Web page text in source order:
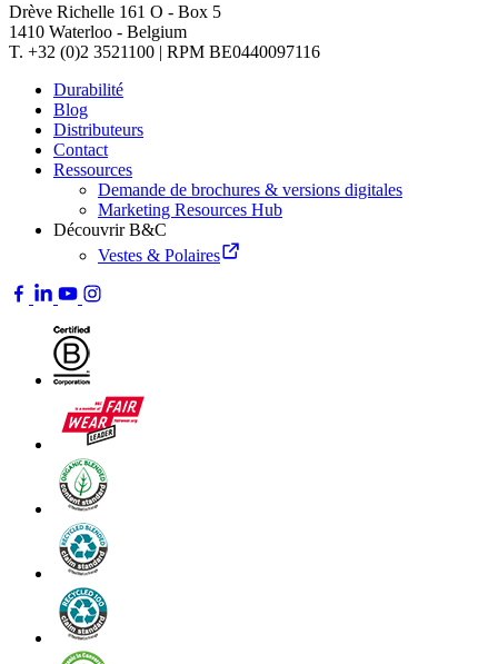
Drève Richelle 161 O - Box 5
1410 Waterloo - Belgium
T. +32 (0)2 3521100 | RPM BE0440097116
Durabilité
Blog
Distributeurs
Contact
Ressources
Demande de brochures & versions digitales
Marketing Resources Hub
Découvrir B&C
Vestes & Polaires